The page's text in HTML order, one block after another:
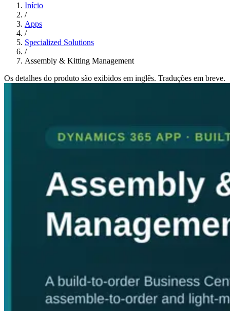
Início
/
Apps
/
Specialized Solutions
/
Assembly & Kitting Management
Os detalhes do produto são exibidos em inglês. Traduções em breve.